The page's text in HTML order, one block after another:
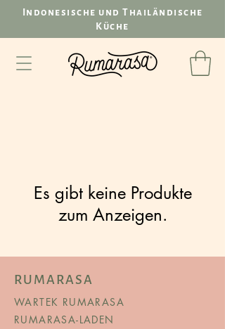
Indonesische und Thailändische
Küche
Es gibt keine Produkte
zum Anzeigen.
RUMARASA
WARTEK RUMARASA
RUMARASA-LADEN